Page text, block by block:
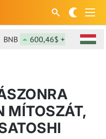
600,46$ +1,44%
MÍTOSZÁT,